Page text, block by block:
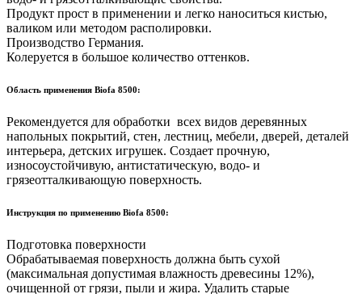
Продукт прост в применении и легко наноситься кистью,
валиком или методом располировки.
Производство Германия.
Колеруется в большое количество оттенков.
Область применения Biofa 8500:
Рекомендуется для обработки всех видов деревянных
напольных покрытий, стен, лестниц, мебели, дверей, деталей
интерьера, детских игрушек. Создает прочную,
износоустойчивую, антистатическую, водо- и
грязеотталкивающую поверхность.
Инструкция по применению Biofa 8500:
Подготовка поверхности
Обрабатываемая поверхность должна быть сухой
(максимальная допустимая влажность древесины 12%),
очищенной от грязи, пыли и жира. Удалить старые